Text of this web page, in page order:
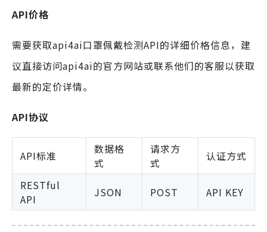
API价格
需要获取api4ai口罩佩戴检测API的详细价格信息，建
议直接访问api4ai的官方网站或联系他们的客服以获取
最新的定价详情。
API协议
API标准
数据格
式
请求方
式
认证方式
RESTful
API
JSON POST API KEY